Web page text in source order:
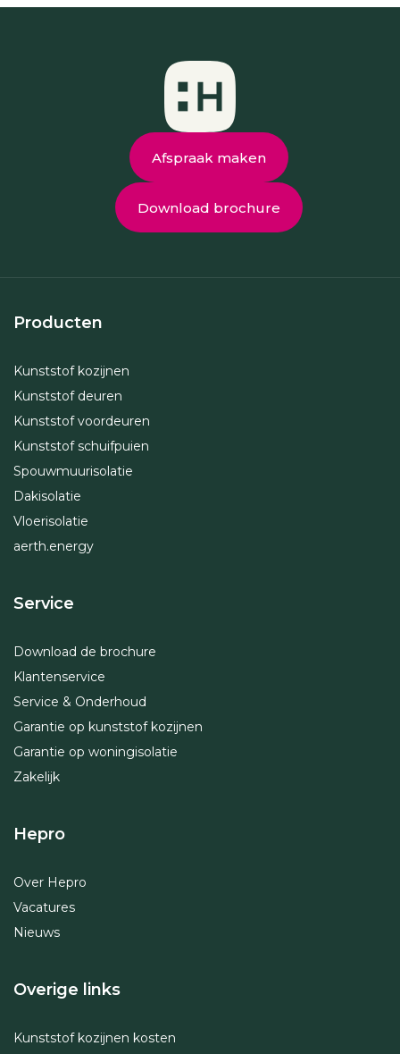
Afspraak maken
Download brochure
Producten
Kunststof kozijnen
Kunststof deuren
Kunststof voordeuren
Kunststof schuifpuien
Spouwmuurisolatie
Dakisolatie
Vloerisolatie
aerth.energy
Service
Download de brochure
Klantenservice
Service & Onderhoud
Garantie op kunststof kozijnen
Garantie op woningisolatie
Zakelijk
Hepro
Over Hepro
Vacatures
Nieuws
Overige links
Kunststof kozijnen kosten